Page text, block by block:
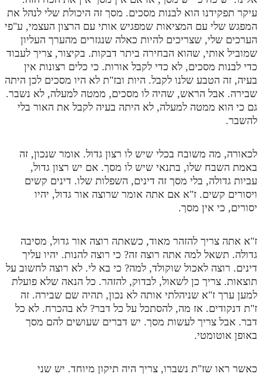
עיקר תפקידנו הוא לבנות מסכים. מסך זה היכולת שלי לנהל את
המפגש שלי עם המציאות שמפגיש אותי עם הרצון העצמי, ע"פי
הערכים שלי, שצריכים להיות כאלה שנגזרים מהערך העליון
שמוביל אותי, שהוא הבחירה ביתר דבקות. בקיצור, צריך לעבוד
כדי לבנות מסכים, לא כדי לקבל אורות. כי כלים רצונות אין
בעיה, זה הטבע שלנו לקבל. היות ובז"ת לא היו מסכים לכן היתה
שבירה. אבל הראש, שהיה לו מסכים, ממטה למעלה, לא נשבר.
גם כי הוא ממטה למעלה, לא היתה בעיה לקבל את האור בלי
להשבר.
לכאורה, מה משובח בכלי שיש לו רצון גדול. אומר שנכון, זה
באמת השבח שלו, בתנאי שיש לו מסך. אם יש רצון גדול,
עביות גדולה, בלי מסך זה דינים, השפלות שלו. דינים קשים
ויסורים קשים. ז"א אם אתה אומר שרוצה אור גדול, יהיו
יסורים, כי אין מסך.
ז"א אתה צריך להזהר מאוד, כשאתה רוצה אור גדול, מסיבה
גדולה. תשאל למה אתה רוצה זה? כי רוצה להנות. יהיו עליך
דינים. רוצה לאכול שוקולד, למה? כי בא לי. לא רוצה לחשוב על
תוצאות. צריך כן לשאול, לבדוק, להזהר. כל הנאה שלא פועלת
למען ערך ז"א שניהלתי אותה לא נכון, תהיה שם שבירה. זה
ז"ת דנקודים. אז מה, להסתכל על כל דבר? לא בהכרח. לא כל
דבר. אבל צריך לעשות מסך. יש דברים שעושים להם מסך
באופן אוטומטי.
כאשר ראו שז"ת נשברו, צריך היה תיקון מיוחד. יש שני